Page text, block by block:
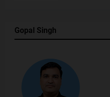
Gopal Singh